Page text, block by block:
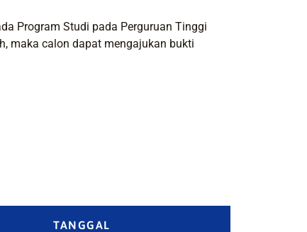
Program Studi pada Perguruan Tinggi
maka calon dapat mengajukan bukti
TANGGAL